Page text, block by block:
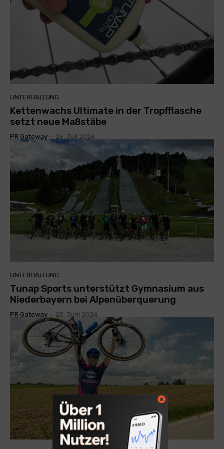
UNTERHALTUNG
Kettenwachs Ultimate in der Tropfflasche
setzt neue Maßstäbe
PR Gateway 26. Juli 2024
UNTERHALTUNG
Tunap Sports unterstützt Gymnasium aus
Niederbayern bei Alpenüberquerung
PR Gateway 25. Juni 2024